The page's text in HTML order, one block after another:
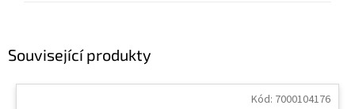
Související produkty
Kód: 7000104176